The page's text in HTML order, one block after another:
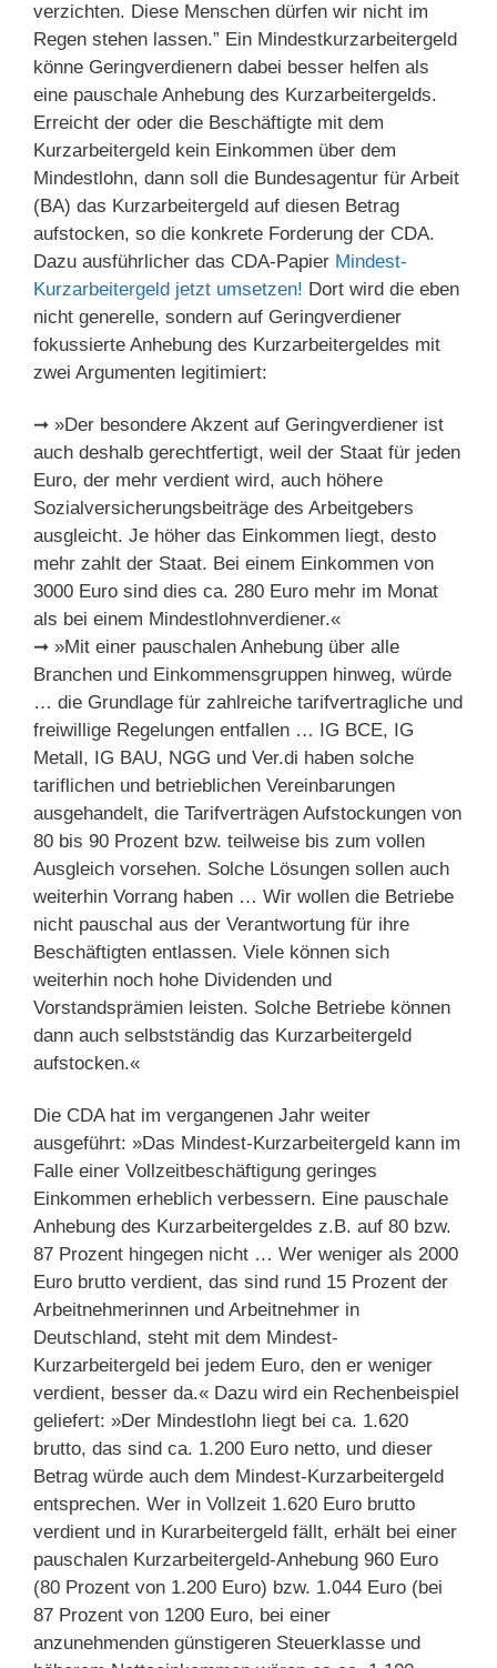
verzichten. Diese Menschen dürfen wir nicht im
Regen stehen lassen.” Ein Mindestkurzarbeitergeld
könne Geringverdienern dabei besser helfen als
eine pauschale Anhebung des Kurzarbeitergelds.
Erreicht der oder die Beschäftigte mit dem
Kurzarbeitergeld kein Einkommen über dem
Mindestlohn, dann soll die Bundesagentur für Arbeit
(BA) das Kurzarbeitergeld auf diesen Betrag
aufstocken, so die konkrete Forderung der CDA.
Dazu ausführlicher das CDA-Papier Mindest-
Kurzarbeitergeld jetzt umsetzen! Dort wird die eben
nicht generelle, sondern auf Geringverdiener
fokussierte Anhebung des Kurzarbeitergeldes mit
zwei Argumenten legitimiert:
➞ »Der besondere Akzent auf Geringverdiener ist
auch deshalb gerechtfertigt, weil der Staat für jeden
Euro, der mehr verdient wird, auch höhere
Sozialversicherungsbeiträge des Arbeitgebers
ausgleicht. Je höher das Einkommen liegt, desto
mehr zahlt der Staat. Bei einem Einkommen von
3000 Euro sind dies ca. 280 Euro mehr im Monat
als bei einem Mindestlohnverdiener.«
➞ »Mit einer pauschalen Anhebung über alle
Branchen und Einkommensgruppen hinweg, würde
… die Grundlage für zahlreiche tarifvertragliche und
freiwillige Regelungen entfallen … IG BCE, IG
Metall, IG BAU, NGG und Ver.di haben solche
tariflichen und betrieblichen Vereinbarungen
ausgehandelt, die Tarifverträgen Aufstockungen von
80 bis 90 Prozent bzw. teilweise bis zum vollen
Ausgleich vorsehen. Solche Lösungen sollen auch
weiterhin Vorrang haben … Wir wollen die Betriebe
nicht pauschal aus der Verantwortung für ihre
Beschäftigten entlassen. Viele können sich
weiterhin noch hohe Dividenden und
Vorstandsprämien leisten. Solche Betriebe können
dann auch selbstständig das Kurzarbeitergeld
aufstocken.«
Die CDA hat im vergangenen Jahr weiter
ausgeführt: »Das Mindest-Kurzarbeitergeld kann im
Falle einer Vollzeitbeschäftigung geringes
Einkommen erheblich verbessern. Eine pauschale
Anhebung des Kurzarbeitergeldes z.B. auf 80 bzw.
87 Prozent hingegen nicht … Wer weniger als 2000
Euro brutto verdient, das sind rund 15 Prozent der
Arbeitnehmerinnen und Arbeitnehmer in
Deutschland, steht mit dem Mindest-
Kurzarbeitergeld bei jedem Euro, den er weniger
verdient, besser da.« Dazu wird ein Rechenbeispiel
geliefert: »Der Mindestlohn liegt bei ca. 1.620
brutto, das sind ca. 1.200 Euro netto, und dieser
Betrag würde auch dem Mindest-Kurzarbeitergeld
entsprechen. Wer in Vollzeit 1.620 Euro brutto
verdient und in Kurarbeitergeld fällt, erhält bei einer
pauschalen Kurzarbeitergeld-Anhebung 960 Euro
(80 Prozent von 1.200 Euro) bzw. 1.044 Euro (bei
87 Prozent von 1200 Euro, bei einer
anzunehmenden günstigeren Steuerklasse und